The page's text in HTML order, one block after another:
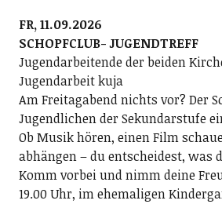
FR, 11.09.2026
SCHOPFCLUB- JUGENDTREFF
Jugendarbeitende der beiden
Jugendarbeit kuja
Am Freitagabend nichts vor? Der
Jugendlichen der Sekundarstufe
Ob Musik hören, einen Film
abhängen – du entscheidest, was
Komm vorbei und nimm deine
19.00 Uhr, im ehemaligen